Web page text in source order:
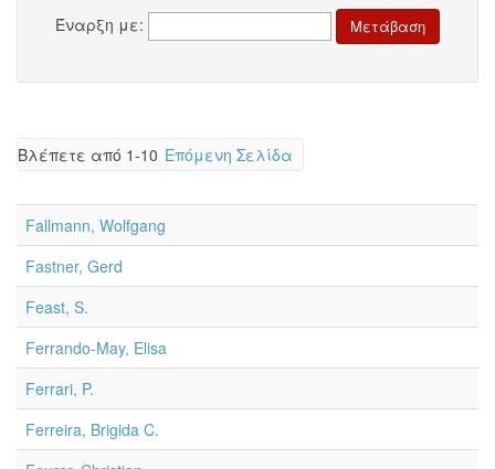
Έναρξη με:
Βλέπετε από 1-10 Επόμενη Σελίδα
Fallmann, Wolfgang
Fastner, Gerd
Feast, S.
Ferrando-May, Elisa
Ferrari, P.
Ferreira, Brigida C.